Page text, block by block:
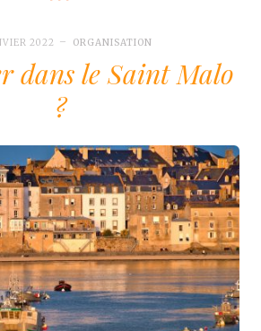
2022 ORGANISATION
dans le Saint Malo
?